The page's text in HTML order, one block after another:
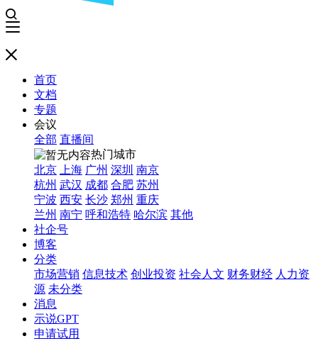
首页
文档
专题
会议
全部 直播间
热门城市
北京
上海 广州 深圳 南京
杭州 武汉 成都 合肥 苏州
宁波 西安 长沙 郑州 重庆
兰州 南宁 呼和浩特 哈尔滨 其他
社企号
博客
分类
市场营销 信息技术 创业投资 社会人文 财务财经 人力资
源 未分类
消息
示说GPT
申请试用